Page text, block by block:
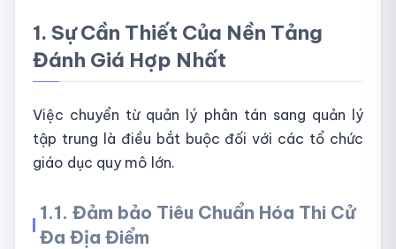
1. Sự Cần Thiết Của Nền Tảng
Đánh Giá Hợp Nhất
Việc chuyển từ quản lý phân tán sang quản lý
tập trung là điều bắt buộc đối với các tổ chức
giáo dục quy mô lớn.
1.1. Đảm bảo Tiêu Chuẩn Hóa Thi Cử
Đa Địa Điểm